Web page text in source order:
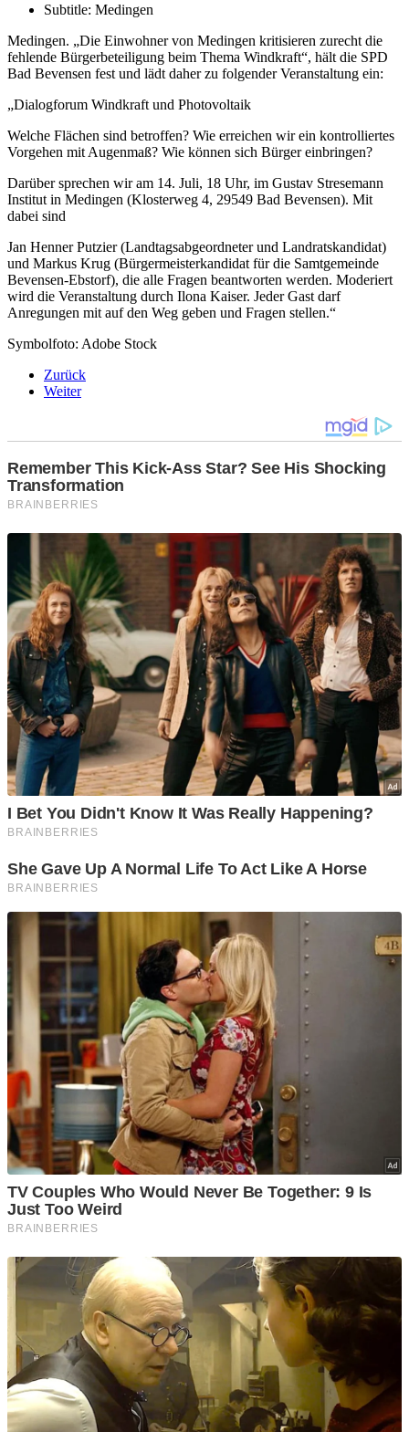
Subtitle: Medingen
Medingen. „Die Einwohner von Medingen kritisieren zurecht die
fehlende Bürgerbeteiligung beim Thema Windkraft“, hält die SPD
Bad Bevensen fest und lädt daher zu folgender Veranstaltung ein:
„Dialogforum Windkraft und Photovoltaik
Welche Flächen sind betroffen? Wie erreichen wir ein kontrolliertes
Vorgehen mit Augenmaß? Wie können sich Bürger einbringen?
Darüber sprechen wir am 14. Juli, 18 Uhr, im Gustav Stresemann
Institut in Medingen (Klosterweg 4, 29549 Bad Bevensen). Mit
dabei sind
Jan Henner Putzier (Landtagsabgeordneter und Landratskandidat)
und Markus Krug (Bürgermeisterkandidat für die Samtgemeinde
Bevensen-Ebstorf), die alle Fragen beantworten werden. Moderiert
wird die Veranstaltung durch Ilona Kaiser. Jeder Gast darf
Anregungen mit auf den Weg geben und Fragen stellen.“
Symbolfoto: Adobe Stock
Zurück
Weiter